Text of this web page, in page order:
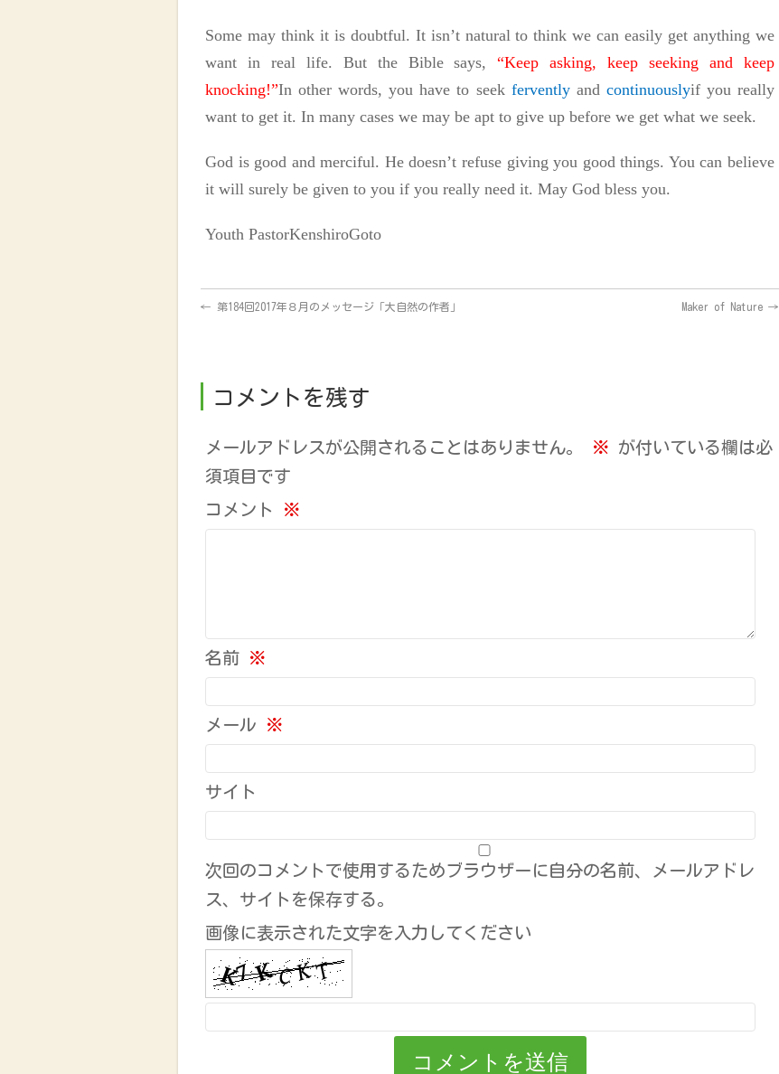
Some may think it is doubtful. It isn’t natural to think we can easily get anything we
want in real life. But the Bible says,“Keep asking, keep seeking and keep
knocking!”In other words, you have to seek ferventlyand continuouslyif you really
want to get it. In many cases we may be apt to give up before we get what we seek.
God is good and merciful. He doesn’t refuse giving you good things. You can believe
it will surely be given to you if you really need it. May God bless you.
Youth PastorKenshiroGoto
← 第184回2017年８月のメッセージ「大自然の作者」 Maker of Nature →
コメントを残す
メールアドレスが公開されることはありません。 ※ が付いている欄は必
須項目です
コメント
※
名前 ※
メール ※
サイト
次回のコメントで使用するためブラウザーに自分の名前、メールアドレ
ス、サイトを保存する。
画像に表示された文字を入力してください